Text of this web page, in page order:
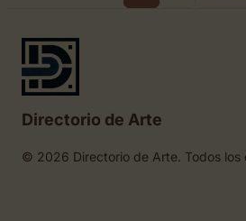
Directorio de Arte
© 2026 Directorio de Arte. Todos los